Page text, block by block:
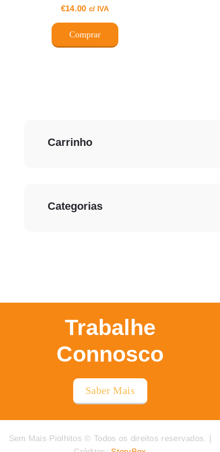
€14.00 c/ IVA
Comprar
Carrinho
Categorias
Trabalhe
Connosco
Saber Mais
Sem Mais Piolhitos © Todos os direitos reservados. |